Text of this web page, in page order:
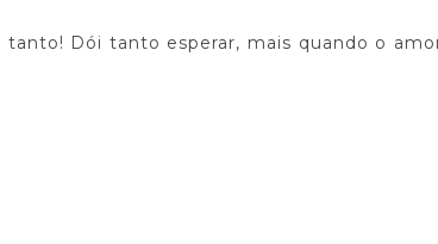
tanto! Dói tanto esperar, mais quando o